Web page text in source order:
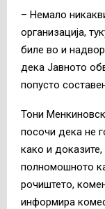
– Немало
организација,
биле во и
дека Јавното
попусто
Тони
посочи дека не
како и
полномошното
рочиштето,
информира